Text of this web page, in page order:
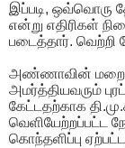
இப்படி, ஒவ்வொரு
என்று எதிரிகள்
படைத்தார். வெற்றி
அண்ணாவின்
அமர்த்தியவரும்
கேட்டதற்காக
வெளியேற்றப்பட்ட
கொந்தளிப்பு